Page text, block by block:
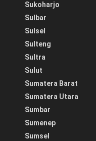
Sukoharjo
Sulbar
Sulsel
Sulteng
Sultra
Sulut
Sumatera Barat
Sumatera Utara
Sumbar
Sumenep
Sumsel